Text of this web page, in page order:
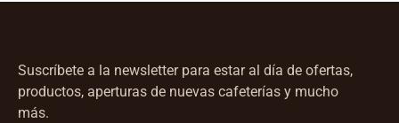
Suscríbete a la newsletter para estar al día de ofertas,
productos, aperturas de nuevas cafeterías y mucho
más.